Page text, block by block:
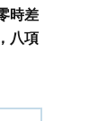
時差
八項